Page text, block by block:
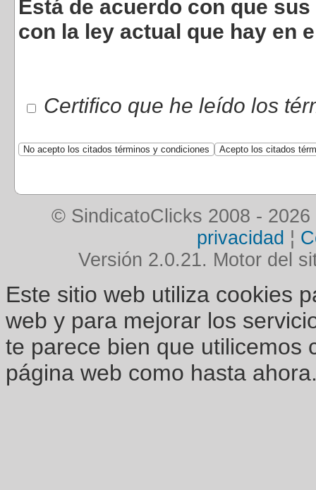
Está de acuerdo con que
con la ley actual que hay en
Certifico que he leído los
© SindicatoClicks 2008 - 2026
privacidad ¦
Versión 2.0.21. Motor del
Este sitio web utiliza cookies
web y para mejorar los
te parece bien que utilicemos
página web como hasta